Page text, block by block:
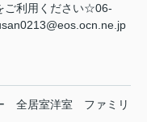
ご利用ください☆06-
全居室洋室
ファミリ